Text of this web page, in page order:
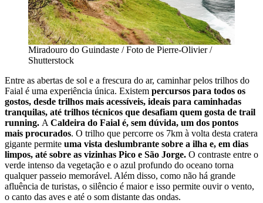
Miradouro do Guindaste / Foto de Pierre-Olivier /
Shutterstock
Entre as abertas de sol e a frescura do ar, caminhar pelos trilhos do
Faial é uma experiência única. Existem percursos para todos os
gostos, desde trilhos mais acessíveis, ideais para caminhadas
tranquilas, até trilhos técnicos que desafiam quem gosta de trail
running. A Caldeira do Faial é, sem dúvida, um dos pontos
mais procurados. O trilho que percorre os 7km à volta desta cratera
gigante permite uma vista deslumbrante sobre a ilha e, em dias
limpos, até sobre as vizinhas Pico e São Jorge. O contraste entre o
verde intenso da vegetação e o azul profundo do oceano torna
qualquer passeio memorável. Além disso, como não há grande
afluência de turistas, o silêncio é maior e isso permite ouvir o vento,
o canto das aves e até o som distante das ondas.